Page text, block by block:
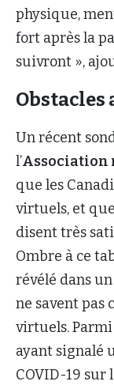
physique,
fort après la
suivront »,
Un récent
l’Association
que les
virtuels, et
disent très
Ombre à ce
révélé dans
ne savent pas
virtuels. Parmi
ayant signalé
COVID-19 sur